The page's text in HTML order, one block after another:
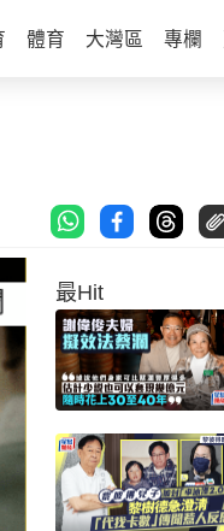
體育 大灣區 專欄
最Hit